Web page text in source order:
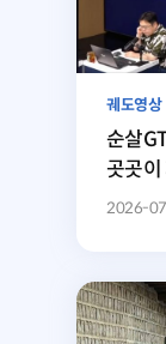
궤도영상
순살
곳곳이
2026-